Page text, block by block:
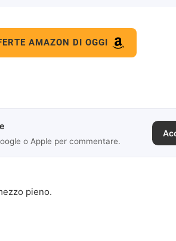
AMAZON DI OGGI
o Apple per commentare.
pieno.